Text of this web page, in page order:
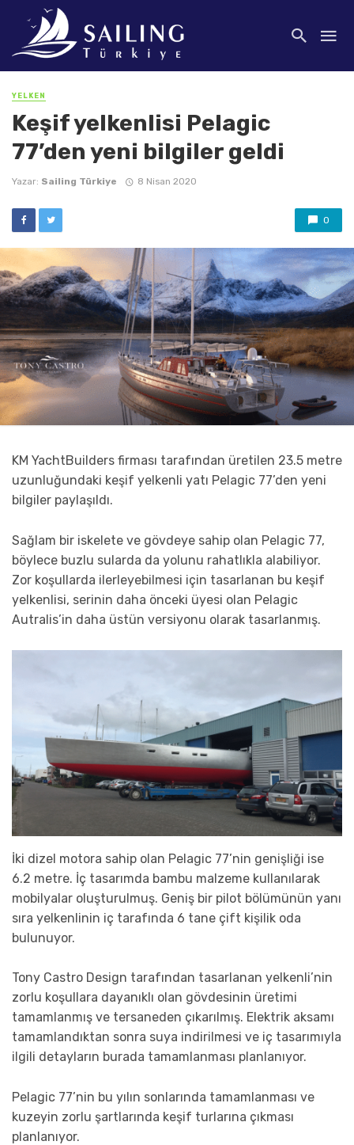
YELKEN
Keşif yelkenlisi Pelagic
77’den yeni bilgiler geldi
Yazar: Sailing Türkiye 8 Nisan 2020
0
KM YachtBuilders firması tarafından üretilen 23.5 metre
uzunluğundaki keşif yelkenli yatı Pelagic 77’den yeni
bilgiler paylaşıldı.
Sağlam bir iskelete ve gövdeye sahip olan Pelagic 77,
böylece buzlu sularda da yolunu rahatlıkla alabiliyor.
Zor koşullarda ilerleyebilmesi için tasarlanan bu keşif
yelkenlisi, serinin daha önceki üyesi olan Pelagic
Autralis’in daha üstün versiyonu olarak tasarlanmış.
İki dizel motora sahip olan Pelagic 77’nin genişliği ise
6.2 metre. İç tasarımda bambu malzeme kullanılarak
mobilyalar oluşturulmuş. Geniş bir pilot bölümünün yanı
sıra yelkenlinin iç tarafında 6 tane çift kişilik oda
bulunuyor.
Tony Castro Design tarafından tasarlanan yelkenli’nin
zorlu koşullara dayanıklı olan gövdesinin üretimi
tamamlanmış ve tersaneden çıkarılmış. Elektrik aksamı
tamamlandıktan sonra suya indirilmesi ve iç tasarımıyla
ilgili detayların burada tamamlanması planlanıyor.
Pelagic 77’nin bu yılın sonlarında tamamlanması ve
kuzeyin zorlu şartlarında keşif turlarına çıkması
planlanıyor.